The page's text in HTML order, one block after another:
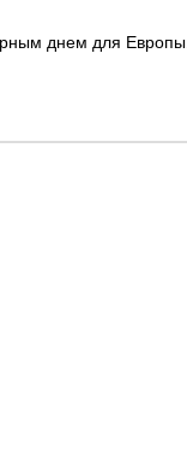
днем для Европы.